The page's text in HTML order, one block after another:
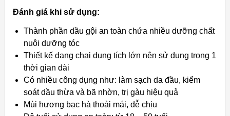
Đánh giá khi sử dụng:
Thành phần dầu gội an toàn chứa nhiều dưỡng chất
nuôi dưỡng tóc
Thiết kế dạng chai dung tích lớn nên sử dụng trong 1
thời gian dài
Có nhiều công dụng như: làm sạch da đầu, kiểm
soát dầu thừa và bã nhờn, trị gàu hiệu quả
Mùi hương bạc hà thoải mái, dễ chịu